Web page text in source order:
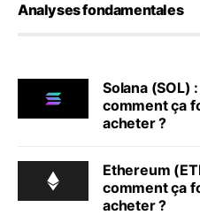
Analyses fondamentales
Solana (SOL)
comment ça
acheter ?
Ethereum
comment ça
acheter ?